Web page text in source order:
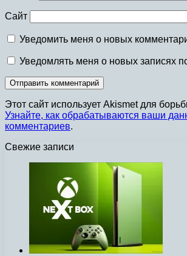
Сайт
Уведомить меня о новых
Уведомлять меня о новых записях
Этот сайт использует Akismet для
Узнайте, как обрабатываются ваши
комментариев.
Свежие записи